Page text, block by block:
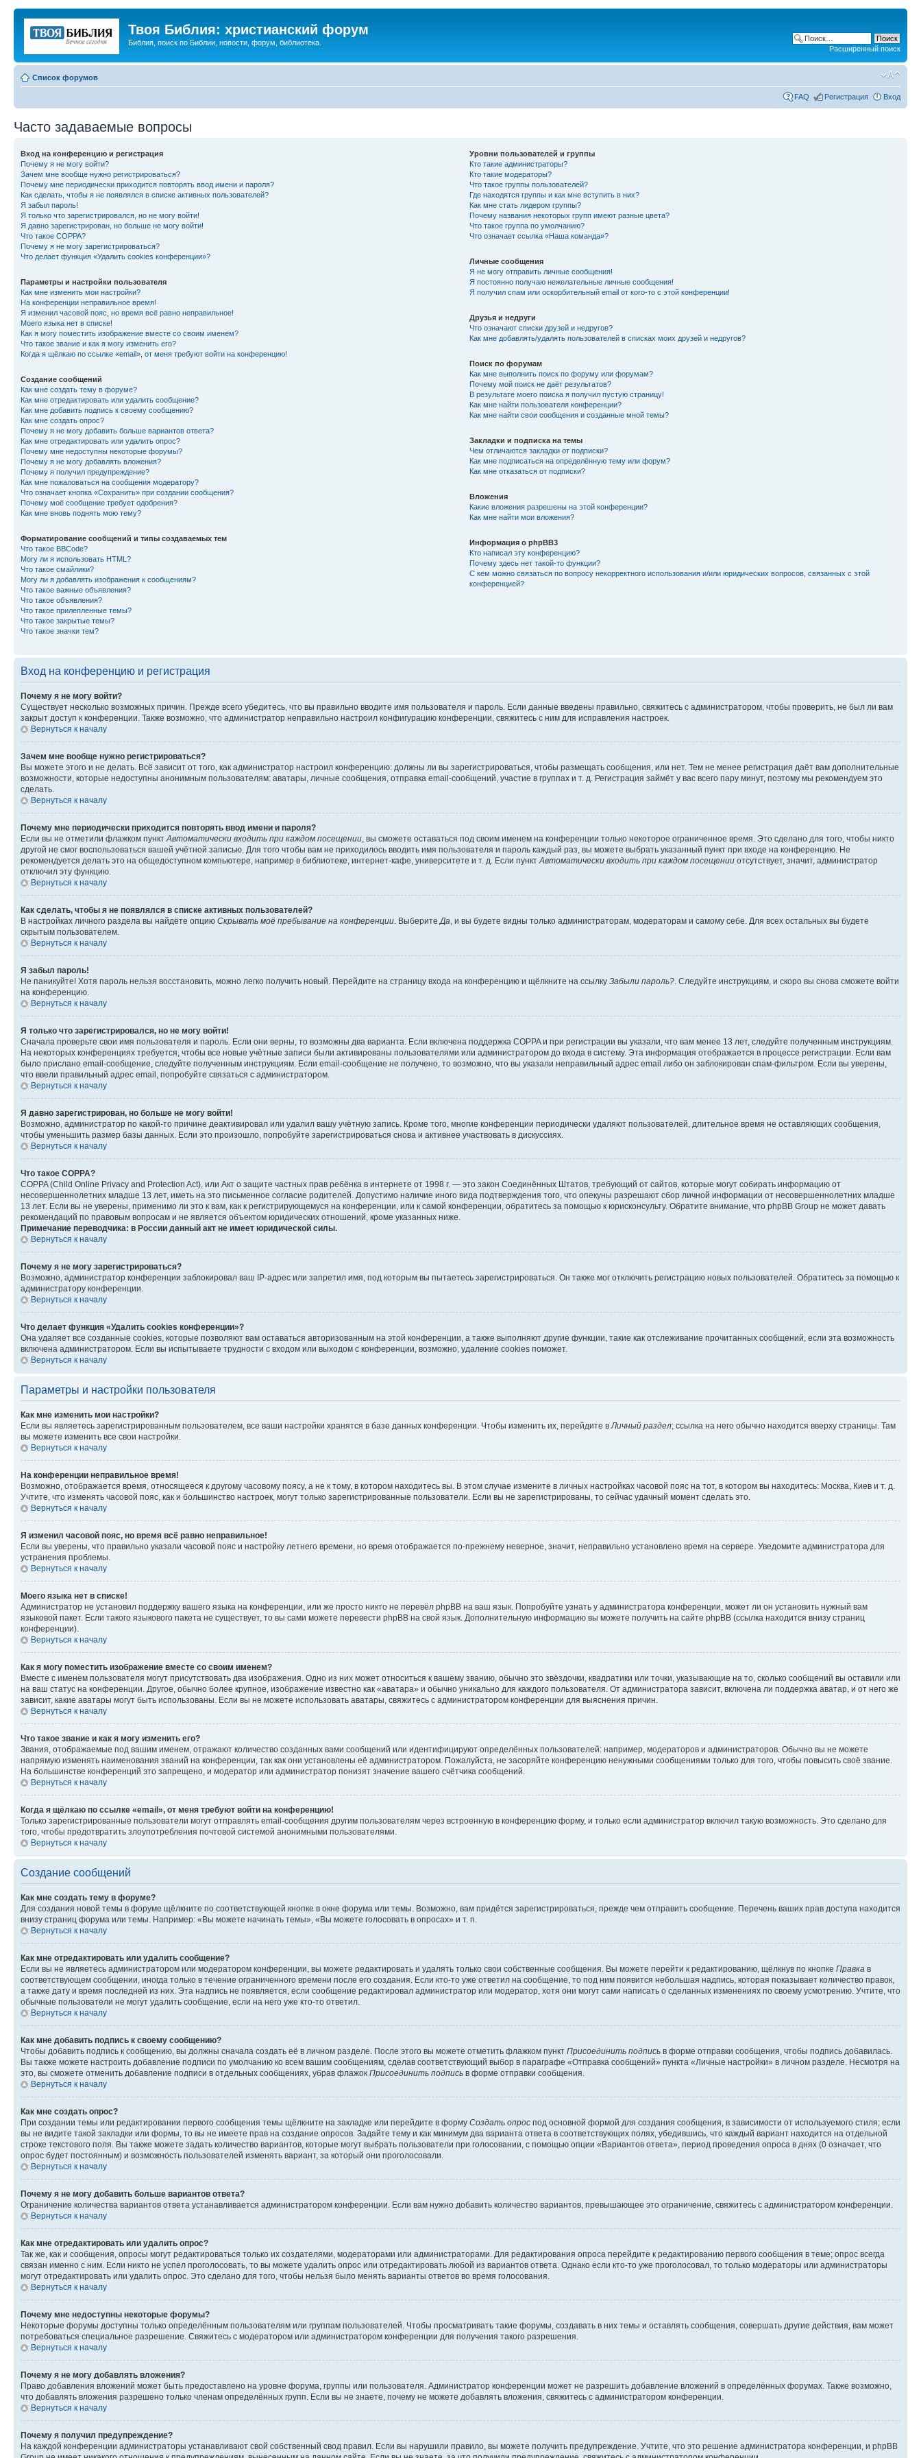
Твоя Библия: христианский форум
Библия, поиск по Библии, новости, форум, библиотека.
Расширенный поиск
Список форумов
FAQ Регистрация Вход
Часто задаваемые вопросы
Вход на конференцию и регистрация
Почему я не могу войти?
Зачем мне вообще нужно регистрироваться?
Почему мне периодически приходится повторять ввод имени и пароля?
Как сделать, чтобы я не появлялся в списке активных пользователей?
Я забыл пароль!
Я только что зарегистрировался, но не могу войти!
Я давно зарегистрирован, но больше не могу войти!
Что такое COPPA?
Почему я не могу зарегистрироваться?
Что делает функция «Удалить cookies конференции»?
Параметры и настройки пользователя
Как мне изменить мои настройки?
На конференции неправильное время!
Я изменил часовой пояс, но время всё равно неправильное!
Моего языка нет в списке!
Как я могу поместить изображение вместе со своим именем?
Что такое звание и как я могу изменить его?
Когда я щёлкаю по ссылке «email», от меня требуют войти на конференцию!
Создание сообщений
Как мне создать тему в форуме?
Как мне отредактировать или удалить сообщение?
Как мне добавить подпись к своему сообщению?
Как мне создать опрос?
Почему я не могу добавить больше вариантов ответа?
Как мне отредактировать или удалить опрос?
Почему мне недоступны некоторые форумы?
Почему я не могу добавлять вложения?
Почему я получил предупреждение?
Как мне пожаловаться на сообщения модератору?
Что означает кнопка «Сохранить» при создании сообщения?
Почему моё сообщение требует одобрения?
Как мне вновь поднять мою тему?
Форматирование сообщений и типы создаваемых тем
Что такое BBCode?
Могу ли я использовать HTML?
Что такое смайлики?
Могу ли я добавлять изображения к сообщениям?
Что такое важные объявления?
Что такое объявления?
Что такое прилепленные темы?
Что такое закрытые темы?
Что такое значки тем?
Уровни пользователей и группы
Кто такие администраторы?
Кто такие модераторы?
Что такое группы пользователей?
Где находятся группы и как мне вступить в них?
Как мне стать лидером группы?
Почему названия некоторых групп имеют разные цвета?
Что такое группа по умолчанию?
Что означает ссылка «Наша команда»?
Личные сообщения
Я не могу отправить личные сообщения!
Я постоянно получаю нежелательные личные сообщения!
Я получил спам или оскорбительный email от кого-то с этой конференции!
Друзья и недруги
Что означают списки друзей и недругов?
Как мне добавлять/удалять пользователей в списках моих друзей и недругов?
Поиск по форумам
Как мне выполнить поиск по форуму или форумам?
Почему мой поиск не даёт результатов?
В результате моего поиска я получил пустую страницу!
Как мне найти пользователя конференции?
Как мне найти свои сообщения и созданные мной темы?
Закладки и подписка на темы
Чем отличаются закладки от подписки?
Как мне подписаться на определённую тему или форум?
Как мне отказаться от подписки?
Вложения
Какие вложения разрешены на этой конференции?
Как мне найти мои вложения?
Информация о phpBB3
Кто написал эту конференцию?
Почему здесь нет такой-то функции?
С кем можно связаться по вопросу некорректного использования и/или юридических вопросов, связанных с этой
конференцией?
Вход на конференцию и регистрация
Почему я не могу войти?
Существует несколько возможных причин. Прежде всего убедитесь, что вы правильно вводите имя пользователя и пароль. Если данные введены правильно, свяжитесь с администратором, чтобы проверить, не был ли вам
закрыт доступ к конференции. Также возможно, что администратор неправильно настроил конфигурацию конференции, свяжитесь с ним для исправления настроек.
Вернуться к началу
Зачем мне вообще нужно регистрироваться?
Вы можете этого и не делать. Всё зависит от того, как администратор настроил конференцию: должны ли вы зарегистрироваться, чтобы размещать сообщения, или нет. Тем не менее регистрация даёт вам дополнительные
возможности, которые недоступны анонимным пользователям: аватары, личные сообщения, отправка email-сообщений, участие в группах и т. д. Регистрация займёт у вас всего пару минут, поэтому мы рекомендуем это
сделать.
Вернуться к началу
Почему мне периодически приходится повторять ввод имени и пароля?
Если вы не отметили флажком пункт Автоматически входить при каждом посещении , вы сможете оставаться под своим именем на конференции только некоторое ограниченное время. Это сделано для того, чтобы никто
другой не смог воспользоваться вашей учётной записью. Для того чтобы вам не приходилось вводить имя пользователя и пароль каждый раз, вы можете выбрать указанный пункт при входе на конференцию. Не
рекомендуется делать это на общедоступном компьютере, например в библиотеке, интернет-кафе, университете и т. д. Если пункт Автоматически входить при каждом посещении отсутствует, значит, администратор
отключил эту функцию.
Вернуться к началу
Как сделать, чтобы я не появлялся в списке активных пользователей?
В настройках личного раздела вы найдёте опцию Скрывать моё пребывание на конференции . Выберите Да , и вы будете видны только администраторам, модераторам и самому себе. Для всех остальных вы будете
скрытым пользователем.
Вернуться к началу
Я забыл пароль!
Не паникуйте! Хотя пароль нельзя восстановить, можно легко получить новый. Перейдите на страницу входа на конференцию и щёлкните на ссылку Забыли пароль? . Следуйте инструкциям, и скоро вы снова сможете войти
на конференцию.
Вернуться к началу
Я только что зарегистрировался, но не могу войти!
Сначала проверьте свои имя пользователя и пароль. Если они верны, то возможны два варианта. Если включена поддержка COPPA и при регистрации вы указали, что вам менее 13 лет, следуйте полученным инструкциям.
На некоторых конференциях требуется, чтобы все новые учётные записи были активированы пользователями или администратором до входа в систему. Эта информация отображается в процессе регистрации. Если вам
было прислано email-сообщение, следуйте полученным инструкциям. Если email-сообщение не получено, то возможно, что вы указали неправильный адрес email либо он заблокирован спам-фильтром. Если вы уверены,
что ввели правильный адрес email, попробуйте связаться с администратором.
Вернуться к началу
Я давно зарегистрирован, но больше не могу войти!
Возможно, администратор по какой-то причине деактивировал или удалил вашу учётную запись. Кроме того, многие конференции периодически удаляют пользователей, длительное время не оставляющих сообщения,
чтобы уменьшить размер базы данных. Если это произошло, попробуйте зарегистрироваться снова и активнее участвовать в дискуссиях.
Вернуться к началу
Что такое COPPA?
COPPA (Child Online Privacy and Protection Act), или Акт о защите частных прав ребёнка в интернете от 1998 г. — это закон Соединённых Штатов, требующий от сайтов, которые могут собирать информацию от
несовершеннолетних младше 13 лет, иметь на это письменное согласие родителей. Допустимо наличие иного вида подтверждения того, что опекуны разрешают сбор личной информации от несовершеннолетних младше
13 лет. Если вы не уверены, применимо ли это к вам, как к регистрирующемуся на конференции, или к самой конференции, обратитесь за помощью к юрисконсульту. Обратите внимание, что phpBB Group не может давать
рекомендаций по правовым вопросам и не является объектом юридических отношений, кроме указанных ниже.
Примечание переводчика: в России данный акт не имеет юридической силы.
Вернуться к началу
Почему я не могу зарегистрироваться?
Возможно, администратор конференции заблокировал ваш IP-адрес или запретил имя, под которым вы пытаетесь зарегистрироваться. Он также мог отключить регистрацию новых пользователей. Обратитесь за помощью к
администратору конференции.
Вернуться к началу
Что делает функция «Удалить cookies конференции»?
Она удаляет все созданные cookies, которые позволяют вам оставаться авторизованным на этой конференции, а также выполняют другие функции, такие как отслеживание прочитанных сообщений, если эта возможность
включена администратором. Если вы испытываете трудности с входом или выходом с конференции, возможно, удаление cookies поможет.
Вернуться к началу
Параметры и настройки пользователя
Как мне изменить мои настройки?
Если вы являетесь зарегистрированным пользователем, все ваши настройки хранятся в базе данных конференции. Чтобы изменить их, перейдите в Личный раздел; ссылка на него обычно находится вверху страницы. Там
вы можете изменить все свои настройки.
Вернуться к началу
На конференции неправильное время!
Возможно, отображается время, относящееся к другому часовому поясу, а не к тому, в котором находитесь вы. В этом случае измените в личных настройках часовой пояс на тот, в котором вы находитесь: Москва, Киев и т. д.
Учтите, что изменять часовой пояс, как и большинство настроек, могут только зарегистрированные пользователи. Если вы не зарегистрированы, то сейчас удачный момент сделать это.
Вернуться к началу
Я изменил часовой пояс, но время всё равно неправильное!
Если вы уверены, что правильно указали часовой пояс и настройку летнего времени, но время отображается по-прежнему неверное, значит, неправильно установлено время на сервере. Уведомите администратора для
устранения проблемы.
Вернуться к началу
Моего языка нет в списке!
Администратор не установил поддержку вашего языка на конференции, или же просто никто не перевёл phpBB на ваш язык. Попробуйте узнать у администратора конференции, может ли он установить нужный вам
языковой пакет. Если такого языкового пакета не существует, то вы сами можете перевести phpBB на свой язык. Дополнительную информацию вы можете получить на сайте phpBB (ссылка находится внизу страниц
конференции).
Вернуться к началу
Как я могу поместить изображение вместе со своим именем?
Вместе с именем пользователя могут присутствовать два изображения. Одно из них может относиться к вашему званию, обычно это звёздочки, квадратики или точки, указывающие на то, сколько сообщений вы оставили или
на ваш статус на конференции. Другое, обычно более крупное, изображение известно как «аватара» и обычно уникально для каждого пользователя. От администратора зависит, включена ли поддержка аватар, и от него же
зависит, какие аватары могут быть использованы. Если вы не можете использовать аватары, свяжитесь с администратором конференции для выяснения причин.
Вернуться к началу
Что такое звание и как я могу изменить его?
Звания, отображаемые под вашим именем, отражают количество созданных вами сообщений или идентифицируют определённых пользователей: например, модераторов и администраторов. Обычно вы не можете
напрямую изменять наименования званий на конференции, так как они установлены её администратором. Пожалуйста, не засоряйте конференцию ненужными сообщениями только для того, чтобы повысить своё звание.
На большинстве конференций это запрещено, и модератор или администратор понизят значение вашего счётчика сообщений.
Вернуться к началу
Когда я щёлкаю по ссылке «email», от меня требуют войти на конференцию!
Только зарегистрированные пользователи могут отправлять email-сообщения другим пользователям через встроенную в конференцию форму, и только если администратор включил такую возможность. Это сделано для
того, чтобы предотвратить злоупотребления почтовой системой анонимными пользователями.
Вернуться к началу
Создание сообщений
Как мне создать тему в форуме?
Для создания новой темы в форуме щёлкните по соответствующей кнопке в окне форума или темы. Возможно, вам придётся зарегистрироваться, прежде чем отправить сообщение. Перечень ваших прав доступа находится
внизу страниц форума или темы. Например: «Вы можете начинать темы», «Вы можете голосовать в опросах» и т. п.
Вернуться к началу
Как мне отредактировать или удалить сообщение?
Если вы не являетесь администратором или модератором конференции, вы можете редактировать и удалять только свои собственные сообщения. Вы можете перейти к редактированию, щёлкнув по кнопке Правка в
соответствующем сообщении, иногда только в течение ограниченного времени после его создания. Если кто-то уже ответил на сообщение, то под ним появится небольшая надпись, которая показывает количество правок,
а также дату и время последней из них. Эта надпись не появляется, если сообщение редактировал администратор или модератор, хотя они могут сами написать о сделанных изменениях по своему усмотрению. Учтите, что
обычные пользователи не могут удалить сообщение, если на него уже кто-то ответил.
Вернуться к началу
Как мне добавить подпись к своему сообщению?
Чтобы добавить подпись к сообщению, вы должны сначала создать её в личном разделе. После этого вы можете отметить флажком пункт Присоединить подпись в форме отправки сообщения, чтобы подпись добавилась.
Вы также можете настроить добавление подписи по умолчанию ко всем вашим сообщениям, сделав соответствующий выбор в параграфе «Отправка сообщений» пункта «Личные настройки» в личном разделе. Несмотря на
это, вы сможете отменить добавление подписи в отдельных сообщениях, убрав флажок Присоединить подпись в форме отправки сообщения.
Вернуться к началу
Как мне создать опрос?
При создании темы или редактировании первого сообщения темы щёлкните на закладке или перейдите в форму Создать опрос под основной формой для создания сообщения, в зависимости от используемого стиля; если
вы не видите такой закладки или формы, то вы не имеете прав на создание опросов. Задайте тему и как минимум два варианта ответа в соответствующих полях, убедившись, что каждый вариант находится на отдельной
строке текстового поля. Вы также можете задать количество вариантов, которые могут выбрать пользователи при голосовании, с помощью опции «Вариантов ответа», период проведения опроса в днях (0 означает, что
опрос будет постоянным) и возможность пользователей изменять вариант, за который они проголосовали.
Вернуться к началу
Почему я не могу добавить больше вариантов ответа?
Ограничение количества вариантов ответа устанавливается администратором конференции. Если вам нужно добавить количество вариантов, превышающее это ограничение, свяжитесь с администратором конференции.
Вернуться к началу
Как мне отредактировать или удалить опрос?
Так же, как и сообщения, опросы могут редактироваться только их создателями, модераторами или администраторами. Для редактирования опроса перейдите к редактированию первого сообщения в теме; опрос всегда
связан именно с ним. Если никто не успел проголосовать, то вы можете удалить опрос или отредактировать любой из вариантов ответа. Однако если кто-то уже проголосовал, то только модераторы или администраторы
могут отредактировать или удалить опрос. Это сделано для того, чтобы нельзя было менять варианты ответов во время голосования.
Вернуться к началу
Почему мне недоступны некоторые форумы?
Некоторые форумы доступны только определённым пользователям или группам пользователей. Чтобы просматривать такие форумы, создавать в них темы и оставлять сообщения, совершать другие действия, вам может
потребоваться специальное разрешение. Свяжитесь с модератором или администратором конференции для получения такого разрешения.
Вернуться к началу
Почему я не могу добавлять вложения?
Право добавления вложений может быть предоставлено на уровне форума, группы или пользователя. Администратор конференции может не разрешить добавление вложений в определённых форумах. Также возможно,
что добавлять вложения разрешено только членам определённых групп. Если вы не знаете, почему не можете добавлять вложения, свяжитесь с администратором конференции.
Вернуться к началу
Почему я получил предупреждение?
На каждой конференции администраторы устанавливают свой собственный свод правил. Если вы нарушили правило, вы можете получить предупреждение. Учтите, что это решение администратора конференции, и phpBB